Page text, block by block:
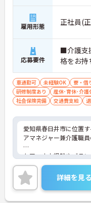
雇用形態 正社員(
応募要件
■介護支
格をお
車通勤可 未経験OK 寮・借
研修制度あり
産休･育休･介護
社会保険完備
交通費支給
愛知県春日井市に位置
アマネジャー兼介護職員
ケアマネ未経験やブラ
す。
賞与年3回の支給実績が
利厚生も充実しています。
ICT化や介護リフト、見
詳細を見る